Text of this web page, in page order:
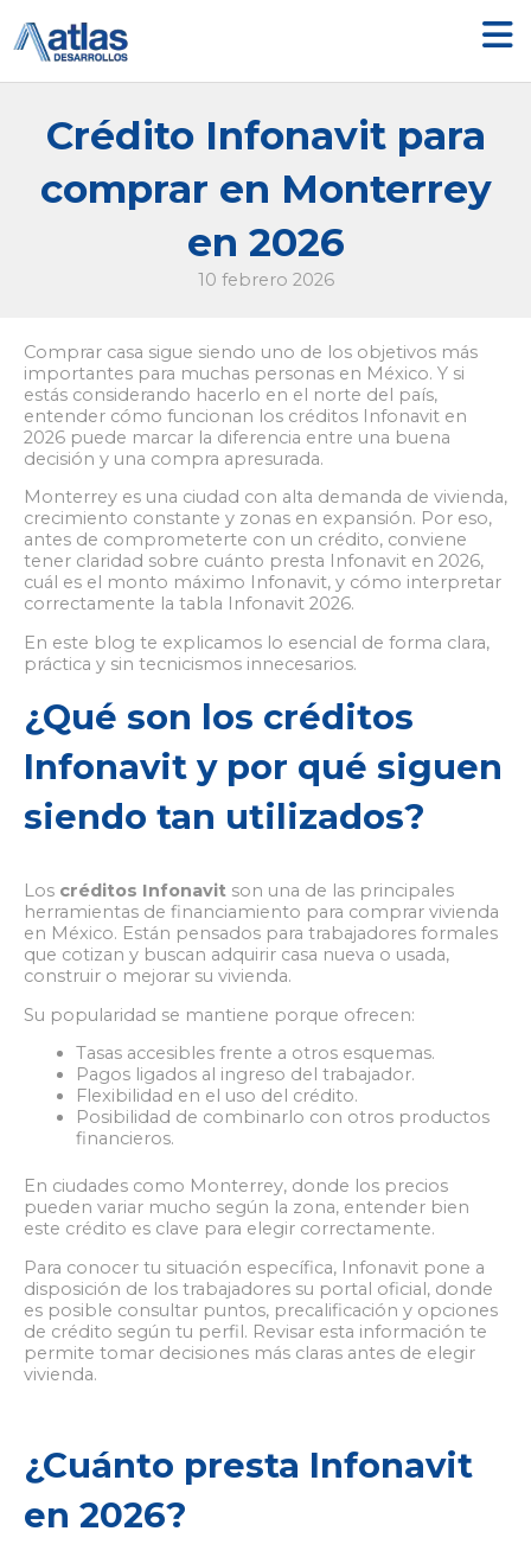
contenido
Crédito Infonavit para
comprar en Monterrey
en 2026
10 febrero 2026
Comprar casa sigue siendo uno de los objetivos más
importantes para muchas personas en México. Y si
estás considerando hacerlo en el norte del país,
entender cómo funcionan los créditos Infonavit en
2026 puede marcar la diferencia entre una buena
decisión y una compra apresurada.
Monterrey es una ciudad con alta demanda de vivienda,
crecimiento constante y zonas en expansión. Por eso,
antes de comprometerte con un crédito, conviene
tener claridad sobre cuánto presta Infonavit en 2026,
cuál es el monto máximo Infonavit, y cómo interpretar
correctamente la tabla Infonavit 2026.
En este blog te explicamos lo esencial de forma clara,
práctica y sin tecnicismos innecesarios.
¿Qué son los créditos
Infonavit y por qué siguen
siendo tan utilizados?
Los créditos Infonavit son una de las principales
herramientas de financiamiento para comprar vivienda
en México. Están pensados para trabajadores formales
que cotizan y buscan adquirir casa nueva o usada,
construir o mejorar su vivienda.
Su popularidad se mantiene porque ofrecen:
Tasas accesibles frente a otros esquemas.
Pagos ligados al ingreso del trabajador.
Flexibilidad en el uso del crédito.
Posibilidad de combinarlo con otros productos
financieros.
En ciudades como Monterrey, donde los precios
pueden variar mucho según la zona, entender bien
este crédito es clave para elegir correctamente.
Para conocer tu situación específica, Infonavit pone a
disposición de los trabajadores su portal oficial, donde
es posible consultar puntos, precalificación y opciones
de crédito según tu perfil. Revisar esta información te
permite tomar decisiones más claras antes de elegir
vivienda.
¿Cuánto presta Infonavit
en 2026?